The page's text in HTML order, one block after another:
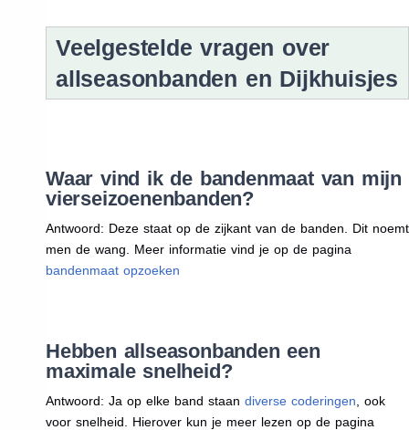
Veelgestelde vragen over
allseasonbanden en Dijkhuisjes
Waar vind ik de bandenmaat van mijn
vierseizoenenbanden?
Antwoord: Deze staat op de zijkant van de banden. Dit noemt
men de wang. Meer informatie vind je op de pagina
bandenmaat opzoeken
Hebben allseasonbanden een
maximale snelheid?
Antwoord: Ja op elke band staan diverse coderingen , ook
voor snelheid. Hierover kun je meer lezen op de pagina